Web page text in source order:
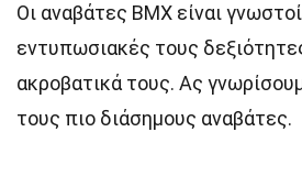
Οι αναβάτες BMX είναι γνωστοί
εντυπωσιακές τους
ακροβατικά τους. Ας
τους πιο διάσημους αναβάτες.